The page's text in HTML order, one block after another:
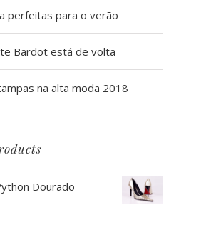
perfeitas para o verão
Bardot está de volta
na alta moda 2018
Dourado